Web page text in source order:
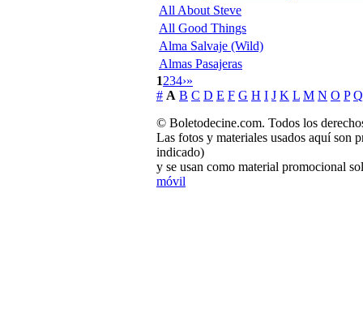
All About Steve
All Good Things
Alma Salvaje (Wild)
Almas Pasajeras
1234›»
# A B C D E F G H I J K L M N O P Q
© Boletodecine.com. Todos los
Las fotos y materiales usados aquí son
indicado)
y se usan como material promocional
móvil